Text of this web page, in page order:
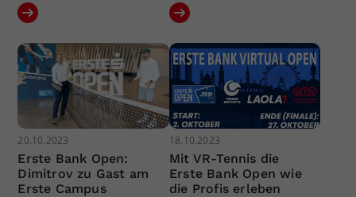
20.10.2023
Erste Bank Open:
Dimitrov zu Gast am
Erste Campus
18.10.2023
Mit VR-Tennis die
Erste Bank Open wie
die Profis erleben